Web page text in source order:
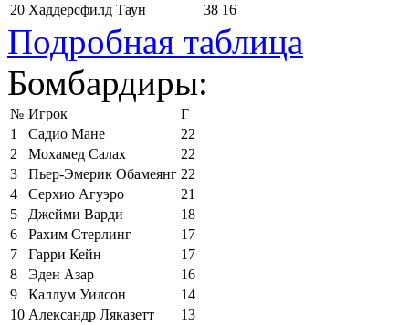
20 Хаддерсфилд Таун 38 16
Подробная таблица
Бомбардиры:
№ Игрок
Г
1
Садио Мане
22
2
Мохамед Салах
22
3
Пьер-Эмерик Обамеянг 22
4
Серхио Агуэро
21
5
Джейми Варди
18
6
Рахим Стерлинг
17
7
Гарри Кейн
17
8
Эден Азар
16
9
Каллум Уилсон
14
10 Александр Ляказетт
13